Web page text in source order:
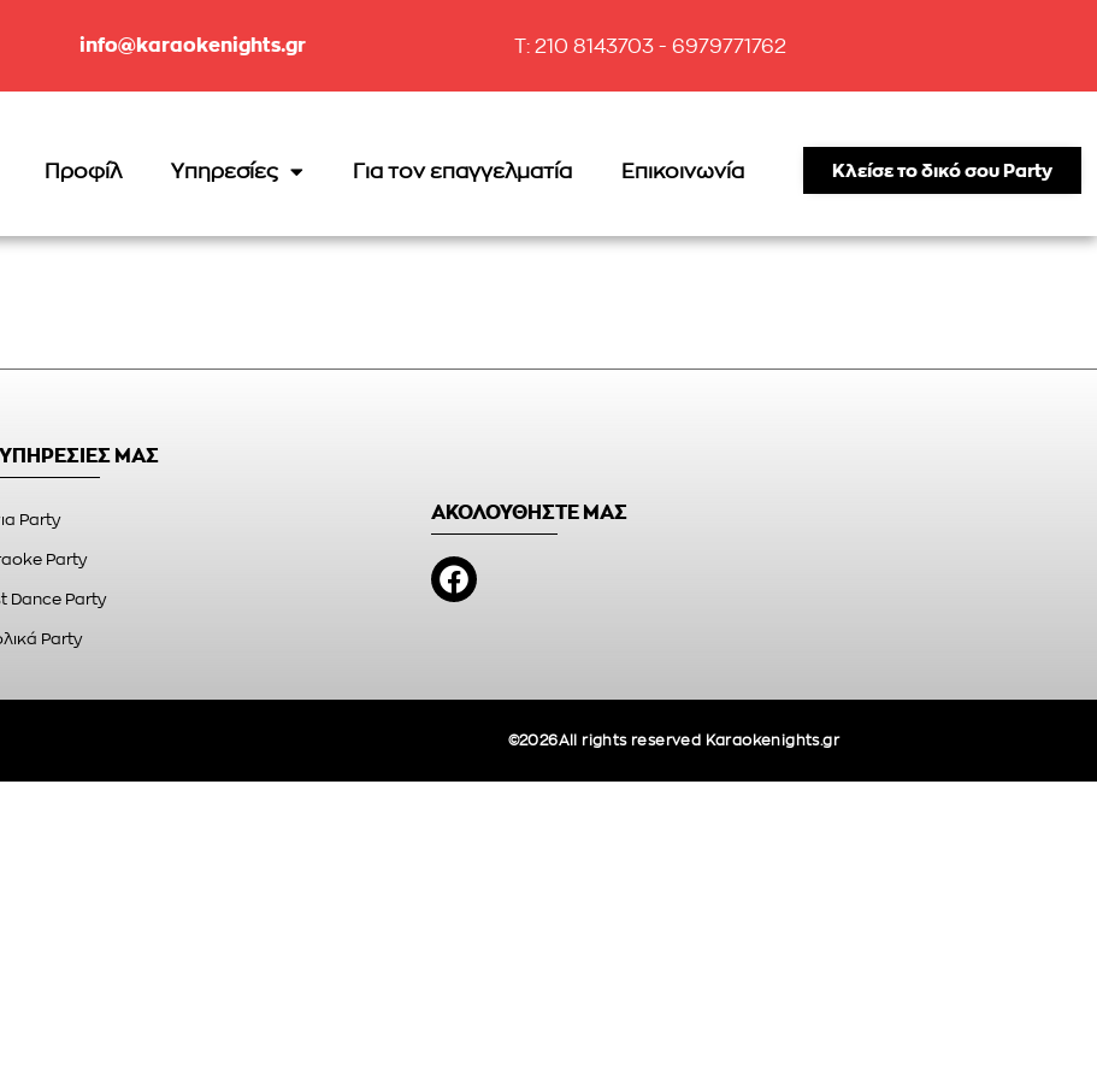
info@karaokenights.gr T: 210 8143703 - 6979771762
Προφίλ Υπηρεσίες Για τον επαγγελματία Επικοινωνία Κλείσε το δικό σου Party
ΜΑΣ
Party
Party
Dance Party
Party
ΑΚΟΛΟΥΘΗΣΤΕ ΜΑΣ
©2026All rights reserved Karaokenights.gr